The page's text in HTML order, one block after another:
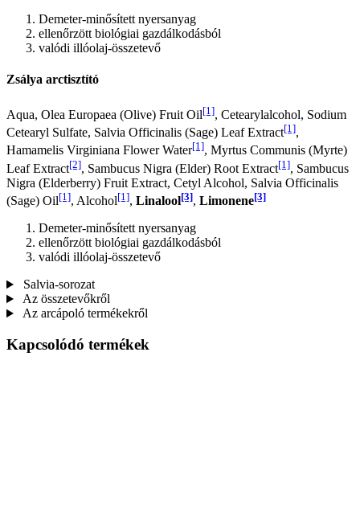
Demeter-minősített nyersanyag
ellenőrzött biológiai gazdálkodásból
valódi illóolaj-összetevő
Zsálya arctisztító
Aqua, Olea Europaea (Olive) Fruit Oil[1], Cetearylalcohol, Sodium
Cetearyl Sulfate, Salvia Officinalis (Sage) Leaf Extract[1],
Hamamelis Virginiana Flower Water[1], Myrtus Communis (Myrte)
Leaf Extract[2], Sambucus Nigra (Elder) Root Extract[1], Sambucus
Nigra (Elderberry) Fruit Extract, Cetyl Alcohol, Salvia Officinalis
(Sage) Oil[1], Alcohol[1], Linalool[3], Limonene[3]
Demeter-minősített nyersanyag
ellenőrzött biológiai gazdálkodásból
valódi illóolaj-összetevő
Salvia-sorozat
Az összetevőkről
Az arcápoló termékekről
Kapcsolódó termékek